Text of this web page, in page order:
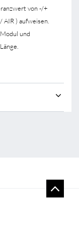
von -/+
) aufweisen.
und